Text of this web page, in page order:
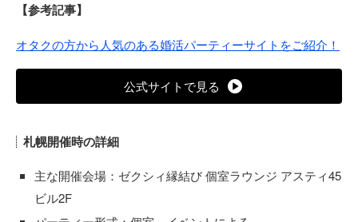
【参考記事】
オタクの方から人気のある婚活パーティーサイトをご紹介！
公式サイトで見る
札幌開催時の詳細
主な開催会場：ゼクシィ縁結び 個室ラウンジ アスティ45
ビル2F